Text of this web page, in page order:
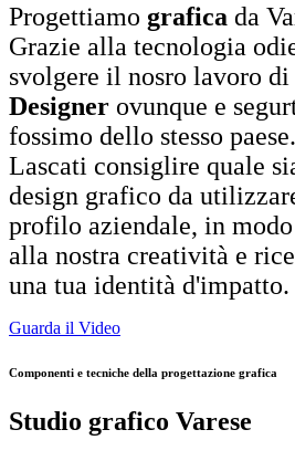
Progettiamo grafica da
Grazie alla tecnologia
svolgere il nosro lavoro di
Designer ovunque e
fossimo dello stesso paese.
Lascati consiglire quale
design grafico da
profilo aziendale, in modo
alla nostra creatività e
una tua identità d'impatto.
Guarda il Video
Componenti e tecniche della progettazione grafica
Studio grafico Varese